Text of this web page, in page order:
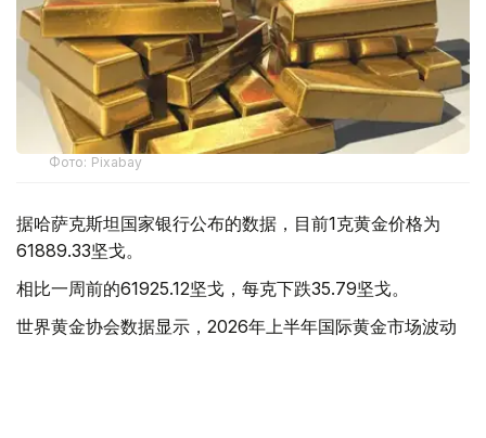
Фото: Pixabay
据哈萨克斯坦国家银行公布的数据，目前1克黄金价格为
61889.33坚戈。
相比一周前的61925.12坚戈，每克下跌35.79坚戈。
世界黄金协会数据显示，2026年上半年国际黄金市场波动